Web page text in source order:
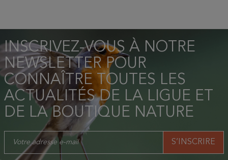
INSCRIVEZ-VOUS À NOTRE
NEWSLETTER POUR
CONNAÎTRE TOUTES LES
ACTUALITÉS DE LA LIGUE ET
DE LA BOUTIQUE NATURE